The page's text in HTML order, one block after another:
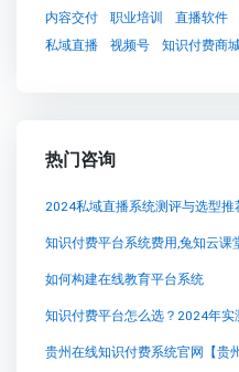
内容交付
职业培训 直播软件
私域直播
视频号 知识付费商
热门咨询
2024私域直播系统测评与选型
知识付费平台系统费用,兔知云
如何构建在线教育平台系统
知识付费平台怎么选？2024年